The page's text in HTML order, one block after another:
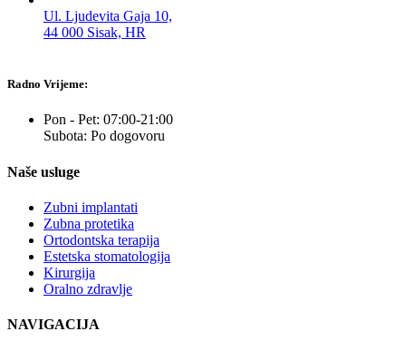
Ul. Ljudevita Gaja 10,
44 000 Sisak, HR
Radno Vrijeme:
Pon - Pet: 07:00-21:00
Subota: Po dogovoru
Naše usluge
Zubni implantati
Zubna protetika
Ortodontska terapija
Estetska stomatologija
Kirurgija
Oralno zdravlje
NAVIGACIJA